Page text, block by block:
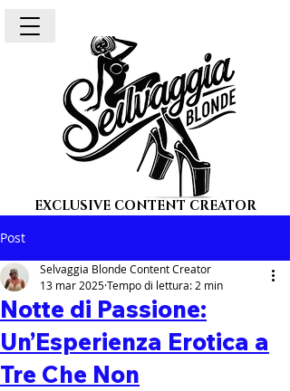
EXCLUSIVE CONTENT CREATOR
Post
Notte di Passione:
Un’Esperienza Erotica a
Tre Che Non
Selvaggia Blonde Content Creator
13 mar 2025Tempo di lettura: 2 min